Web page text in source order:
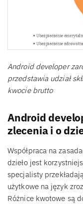
Android developer
przedstawia udział
kwocie brutto
Android
zlecenia i o
Współpraca na
dzieło jest
specjalisty
użytkowe na język
Różnice kwotowe są